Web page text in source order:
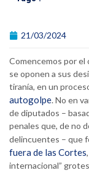
21/03/2024
Comencemos por el
se oponen a sus
tiranía, en un
autogolpe. No en
de diputados –
penales que, de no
delincuentes – que
fuera de las Cortes
internacional”